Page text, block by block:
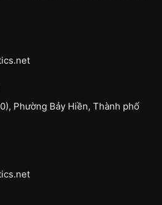
Phường Bảy Hiền, Thành phố